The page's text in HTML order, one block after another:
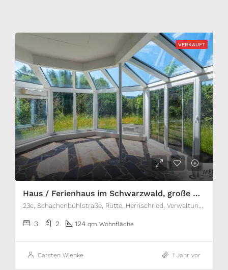
VERKAUFT
Haus / Ferienhaus im Schwarzwald, große Doppelgarage, Wintergarten, Kachelofen, großes Grundstück
23c, Schachenbühlstraße, Rütte, Herrischried, Verwaltungsgemeinschaft Bad Säckingen, Landkreis Waldshut, Baden-Württemberg, 79737, Deutschland
3 2 124 qm Wohnfläche
Carsten Wienke 1 Jahr vor